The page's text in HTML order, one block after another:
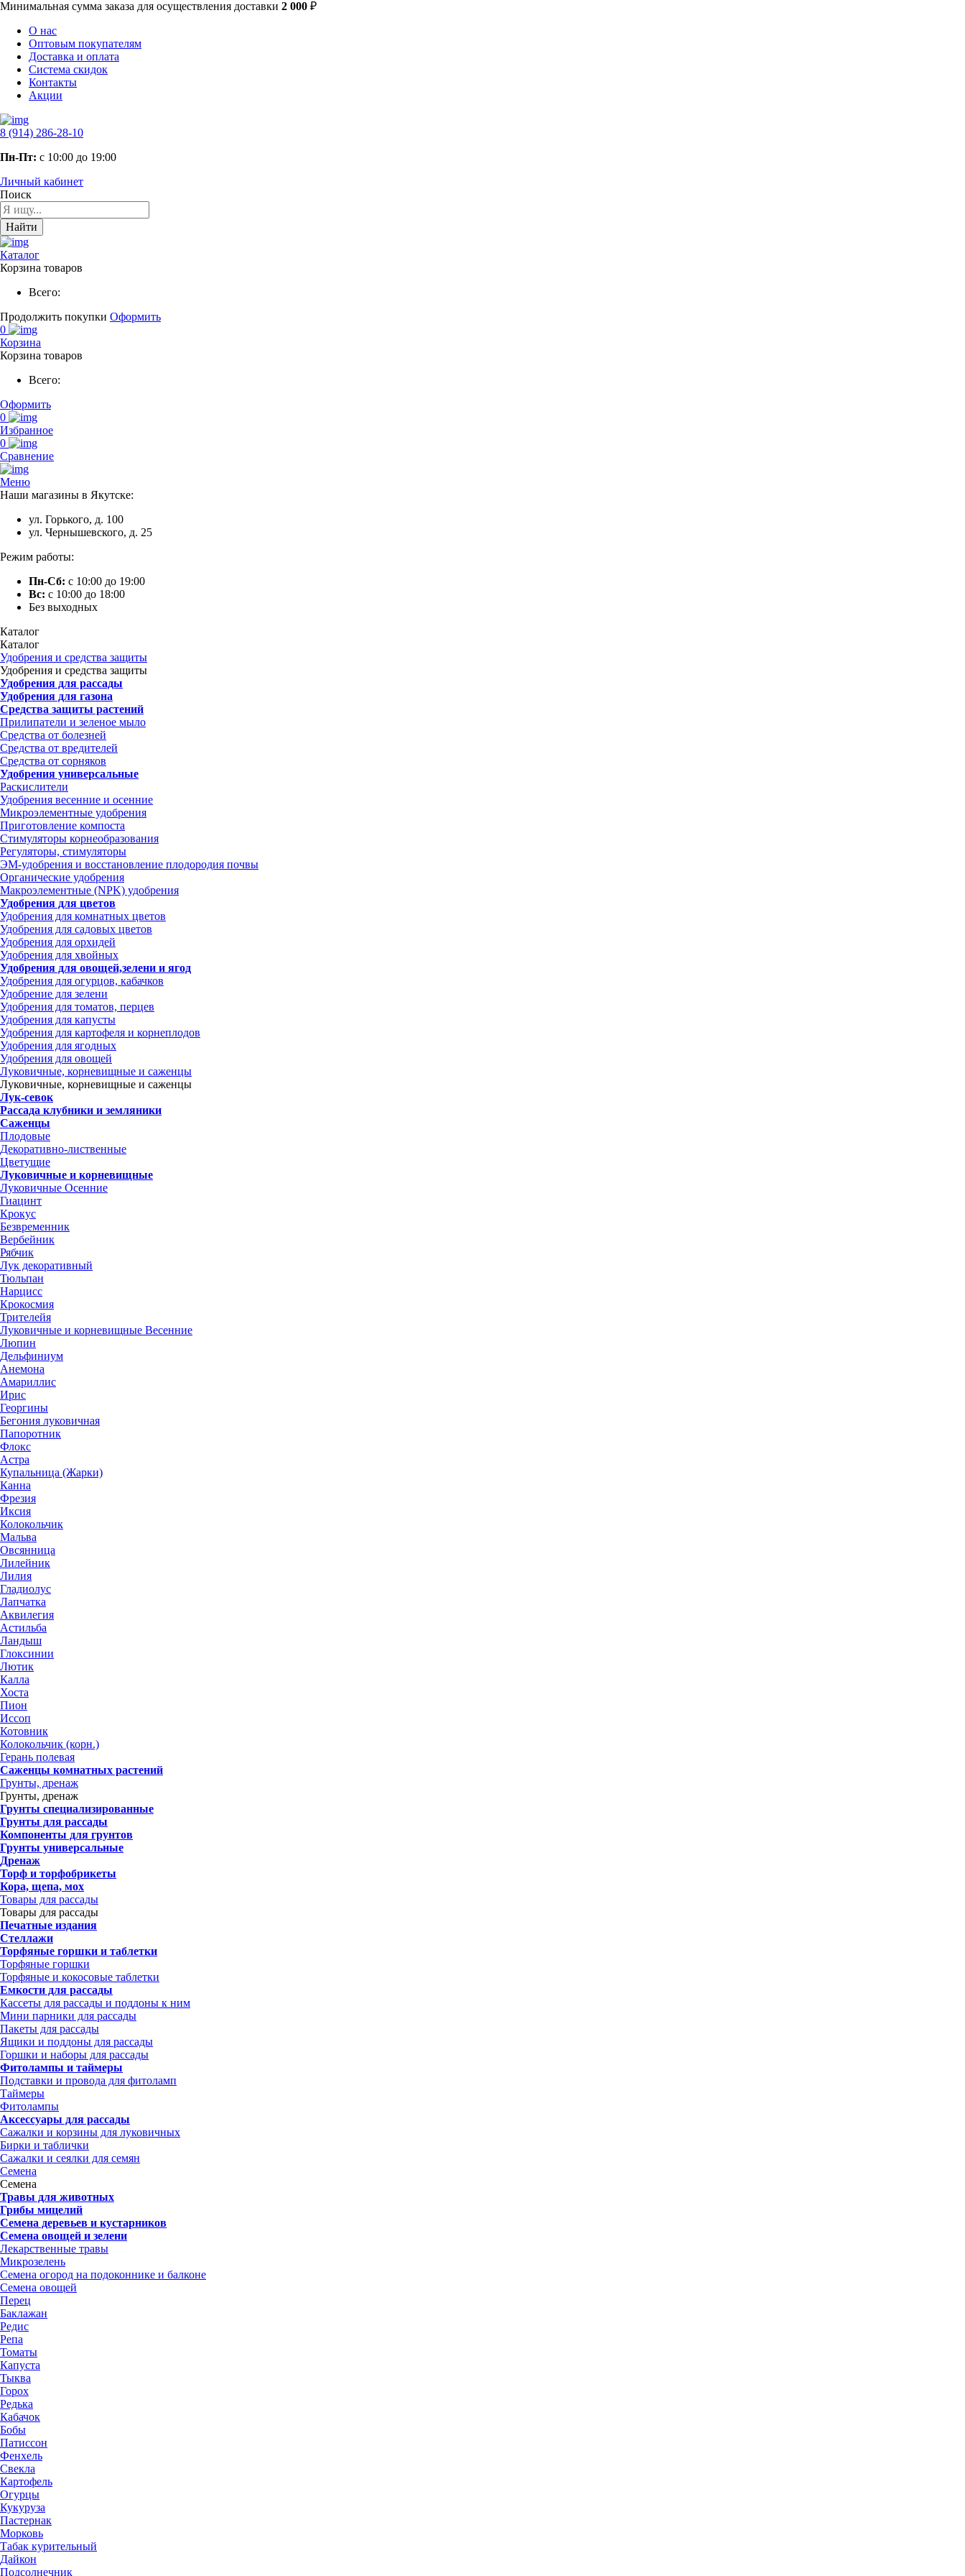
Минимальная сумма заказа для осуществления доставки 2 000 ₽
О нас
Оптовым покупателям
Доставка и оплата
Система скидок
Контакты
Акции
8 (914) 286-28-10
Пн-Пт: с 10:00 до 19:00
Личный кабинет
Поиск
Найти
Каталог
Корзина товаров
Всего:
Продолжить покупки Оформить
0
Корзина
Корзина товаров
Всего:
Оформить
0
Избранное
0
Сравнение
Меню
Наши магазины в Якутске:
ул. Горького, д. 100
ул. Чернышевского, д. 25
Режим работы:
Пн-Сб: с 10:00 до 19:00
Вс: с 10:00 до 18:00
Без выходных
Каталог
Каталог
Удобрения и средства защиты
Удобрения и средства защиты
Удобрения для рассады
Удобрения для газона
Средства защиты растений
Прилипатели и зеленое мыло
Средства от болезней
Средства от вредителей
Средства от сорняков
Удобрения универсальные
Раскислители
Удобрения весенние и осенние
Микроэлементные удобрения
Приготовление компоста
Стимуляторы корнеобразования
Регуляторы, стимуляторы
ЭМ-удобрения и восстановление плодородия почвы
Органические удобрения
Макроэлементные (NPK) удобрения
Удобрения для цветов
Удобрения для комнатных цветов
Удобрения для садовых цветов
Удобрения для орхидей
Удобрения для хвойных
Удобрения для овощей,зелени и ягод
Удобрения для огурцов, кабачков
Удобрение для зелени
Удобрения для томатов, перцев
Удобрения для капусты
Удобрения для картофеля и корнеплодов
Удобрения для ягодных
Удобрения для овощей
Луковичные, корневищные и саженцы
Луковичные, корневищные и саженцы
Лук-севок
Рассада клубники и земляники
Саженцы
Плодовые
Декоративно-лиственные
Цветущие
Луковичные и корневищные
Луковичные Осенние
Гиацинт
Крокус
Безвременник
Вербейник
Рябчик
Лук декоративный
Тюльпан
Нарцисс
Крокосмия
Трителейя
Луковичные и корневищные Весенние
Люпин
Дельфиниум
Анемона
Амариллис
Ирис
Георгины
Бегония луковичная
Папоротник
Флокс
Астра
Купальница (Жарки)
Канна
Фрезия
Иксия
Колокольчик
Мальва
Овсянница
Лилейник
Лилия
Гладиолус
Лапчатка
Аквилегия
Астильба
Ландыш
Глоксинии
Лютик
Калла
Хоста
Пион
Иссоп
Котовник
Колокольчик (корн.)
Герань полевая
Саженцы комнатных растений
Грунты, дренаж
Грунты, дренаж
Грунты специализированные
Грунты для рассады
Компоненты для грунтов
Грунты универсальные
Дренаж
Торф и торфобрикеты
Кора, щепа, мох
Товары для рассады
Товары для рассады
Печатные издания
Стеллажи
Торфяные горшки и таблетки
Торфяные горшки
Торфяные и кокосовые таблетки
Емкости для рассады
Кассеты для рассады и поддоны к ним
Мини парники для рассады
Пакеты для рассады
Ящики и поддоны для рассады
Горшки и наборы для рассады
Фитолампы и таймеры
Подставки и провода для фитоламп
Таймеры
Фитолампы
Аксессуары для рассады
Сажалки и корзины для луковичных
Бирки и таблички
Сажалки и сеялки для семян
Семена
Семена
Травы для животных
Грибы мицелий
Семена деревьев и кустарников
Семена овощей и зелени
Лекарственные травы
Микрозелень
Семена огород на подоконнике и балконе
Семена овощей
Перец
Баклажан
Редис
Репа
Томаты
Капуста
Тыква
Горох
Редька
Кабачок
Бобы
Патиссон
Фенхель
Свекла
Картофель
Огурцы
Кукуруза
Пастернак
Морковь
Табак курительный
Дайкон
Подсолнечник